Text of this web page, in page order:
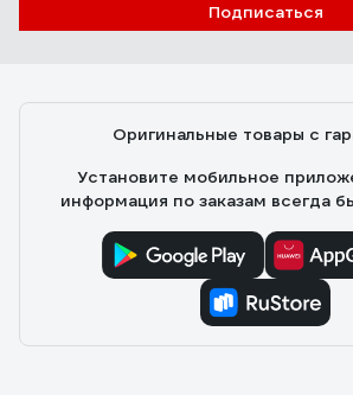
Подписаться
Оригинальные товары с
Установите мобильное
информация по заказам всегда